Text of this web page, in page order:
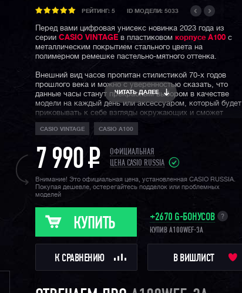
РЕЙТИНГ: 5 ID МОДЕЛИ: 5033
Перед вами цифровая унисекс новинка 2023 года из
серии CASIO VINTAGE в пластиковом корпусе A100 с
металлическим покрытием стального цвета на
полимерном ремешке пастельно-мятного оттенка.
Внешний вид часов пропитан стилистикой 70-х годов
прошлого века и можно с уверенностью сказать, что
данные часы станут прекрасным выбором в качестве
модели на каждый день или аксессуаром, который будет
приковывать к себе взгляды окружающих и сможет
гармонично дополнить тот или иной образ. Именно
прародитель данной модели был на руке главной героини
культовой кино-франшизы.
Напомним, что ретро коллекция Casio Vintage — это
линейка недорогих часов CASIO, внешний вид которых
отсылает нас прямиком к семидесятым и восьмидесятым
годам прошлого века и несмотря на свою ценовую
доступность, вы можете быть убеждены, что у данных
часов есть душа и свой характер.
ЧИТАТЬ ДАЛЕЕ
CASIO VINTAGE CASIO A100
7 990P
ОФИЦИАЛЬНАЯ
ЦЕНА CASIO RUSSIA
Внимание! Это официальная цена, установленная CASIO RUSSIA.
Покупая дешевле, остерегайтесь подделок или проблемных
моделей
КУПИТЬ +2670 G-БОНУСОВ
КУПИВ A100WEF-3A
?
К СРАВНЕНИЮ В ВИШЛИСТ